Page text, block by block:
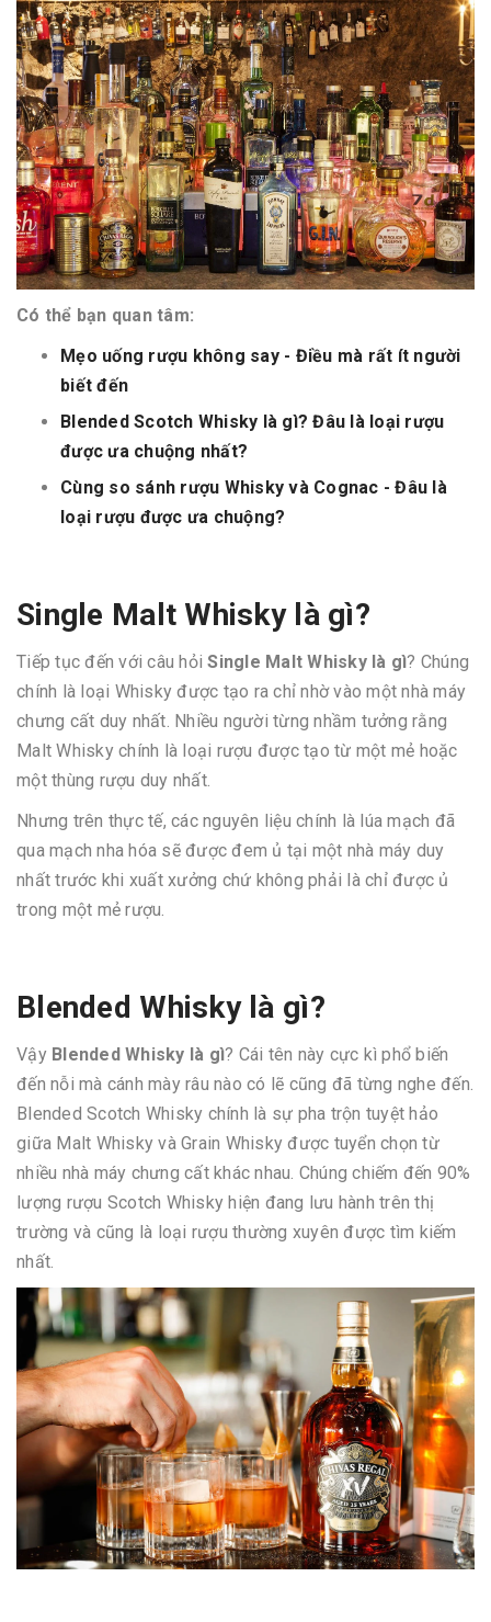
Có thể bạn quan tâm:
Mẹo uống rượu không say - Điều mà rất ít người
biết đến
Blended Scotch Whisky là gì? Đâu là loại rượu
được ưa chuộng nhất?
Cùng so sánh rượu Whisky và Cognac - Đâu là
loại rượu được ưa chuộng?
Single Malt Whisky là gì?
Tiếp tục đến với câu hỏiSingle Malt Whisky là gì? Chúng
chính là loại Whisky được tạo ra chỉ nhờ vào một nhà máy
chưng cất duy nhất. Nhiều người từng nhầm tưởng rằng
Malt Whisky chính là loại rượu được tạo từ một mẻ hoặc
một thùng rượu duy nhất.
Nhưng trên thực tế, các nguyên liệu chính là lúa mạch đã
qua mạch nha hóa sẽ được đem ủ tại một nhà máy duy
nhất trước khi xuất xưởng chứ không phải là chỉ được ủ
trong một mẻ rượu.
Blended Whisky là gì?
Vậy Blended Whisky là gì? Cái tên này cực kì phổ biến
đến nỗi mà cánh mày râu nào có lẽ cũng đã từng nghe đến.
Blended Scotch Whisky chính là sự pha trộn tuyệt hảo
giữa Malt Whisky và Grain Whisky được tuyển chọn từ
nhiều nhà máy chưng cất khác nhau. Chúng chiếm đến 90%
lượng rượu Scotch Whisky hiện đang lưu hành trên thị
trường và cũng là loại rượu thường xuyên được tìm kiếm
nhất.